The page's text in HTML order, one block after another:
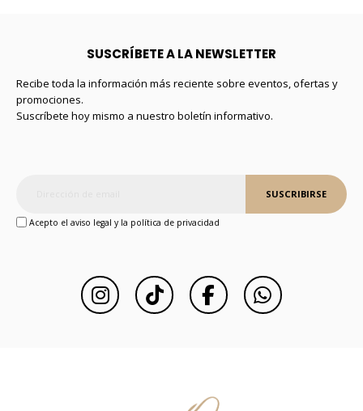
SUSCRÍBETE A LA NEWSLETTER
Recibe toda la información más reciente sobre eventos, ofertas y
promociones.
Suscríbete hoy mismo a nuestro boletín informativo.
Acepto el aviso legal y la política de privacidad
SUSCRIBIRSE